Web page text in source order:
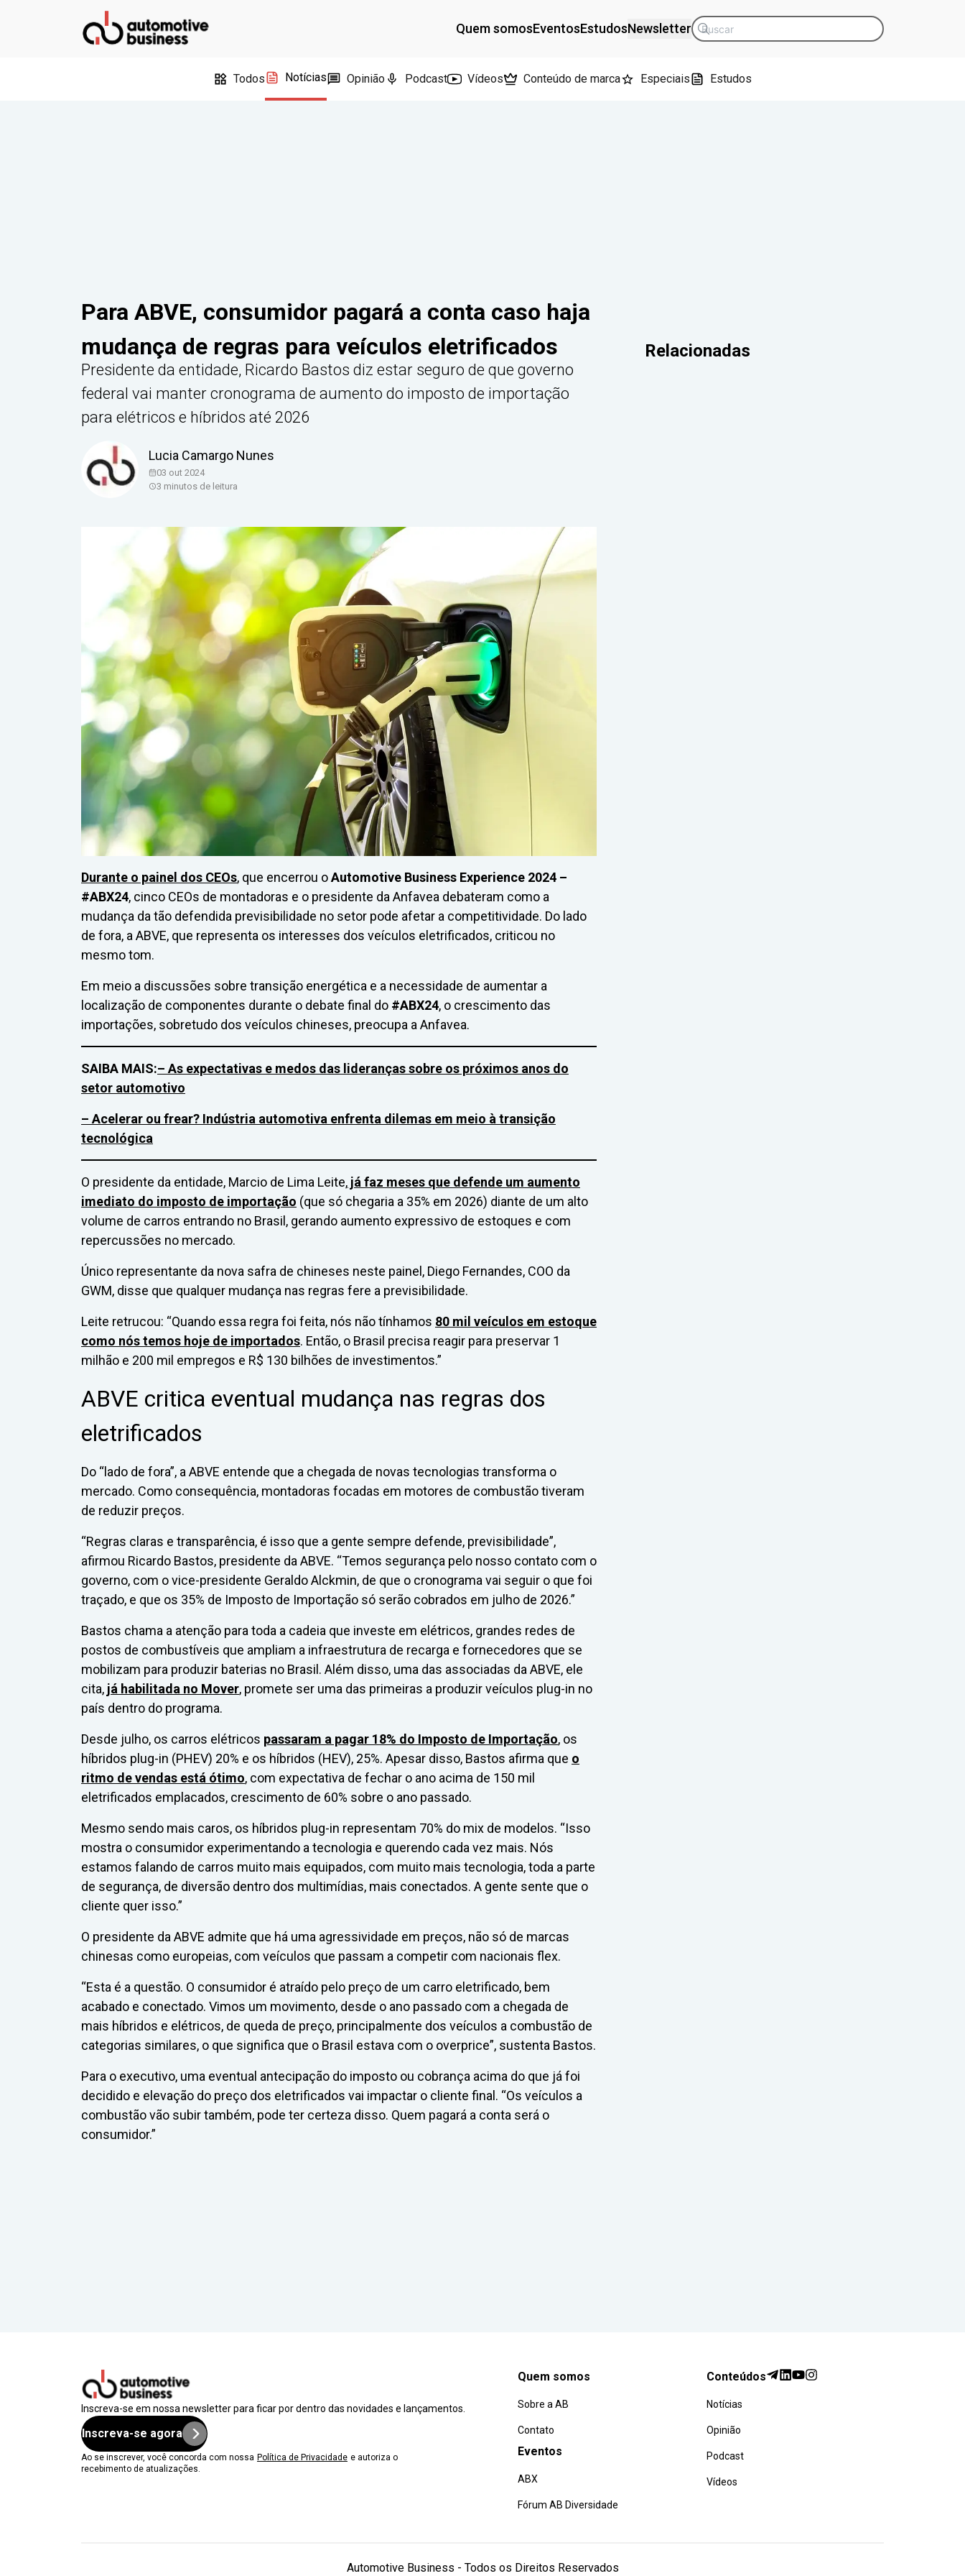
Quem somosEventosEstudosNewsletter
Todos Notícias Opinião Podcast Vídeos Conteúdo de marca Especiais Estudos
Para ABVE, consumidor pagará a conta caso haja
mudança de regras para veículos eletrificados
Presidente da entidade, Ricardo Bastos diz estar seguro de que governo
federal vai manter cronograma de aumento do imposto de importação
para elétricos e híbridos até 2026
Lucia Camargo Nunes
03 out 2024
3 minutos de leitura
Durante o painel dos CEOs, que encerrou oAutomotive Business Experience 2024 –
#ABX24, cinco CEOs de montadoras e o presidente da Anfavea debateram como a
mudança da tão defendida previsibilidade no setor pode afetar a competitividade. Do lado
de fora, a ABVE, que representa os interesses dos veículos eletrificados, criticou no
mesmo tom.
Em meio a discussões sobre transição energética e a necessidade de aumentar a
localização de componentes durante o debate final do #ABX24, o crescimento das
importações, sobretudo dos veículos chineses, preocupa a Anfavea.
SAIBA MAIS:– As expectativas e medos das lideranças sobre os próximos anos do
setor automotivo
– Acelerar ou frear? Indústria automotiva enfrenta dilemas em meio à transição
tecnológica
O presidente da entidade, Marcio de Lima Leite, já faz meses que defende um aumento
imediato do imposto de importação (que só chegaria a 35% em 2026) diante de um alto
volume de carros entrando no Brasil, gerando aumento expressivo de estoques e com
repercussões no mercado.
Único representante da nova safra de chineses neste painel, Diego Fernandes, COO da
GWM, disse que qualquer mudança nas regras fere a previsibilidade.
Leite retrucou: “Quando essa regra foi feita, nós não tínhamos 80 mil veículos em estoque
como nós temos hoje de importados. Então, o Brasil precisa reagir para preservar 1
milhão e 200 mil empregos e R$ 130 bilhões de investimentos.”
ABVE critica eventual mudança nas regras dos
eletrificados
Do “lado de fora”, a ABVE entende que a chegada de novas tecnologias transforma o
mercado. Como consequência, montadoras focadas em motores de combustão tiveram
de reduzir preços.
“Regras claras e transparência, é isso que a gente sempre defende, previsibilidade”,
afirmou Ricardo Bastos, presidente da ABVE. “Temos segurança pelo nosso contato com o
governo, com o vice-presidente Geraldo Alckmin, de que o cronograma vai seguir o que foi
traçado, e que os 35% de Imposto de Importação só serão cobrados em julho de 2026.”
Bastos chama a atenção para toda a cadeia que investe em elétricos, grandes redes de
postos de combustíveis que ampliam a infraestrutura de recarga e fornecedores que se
mobilizam para produzir baterias no Brasil. Além disso, uma das associadas da ABVE, ele
cita, já habilitada no Mover, promete ser uma das primeiras a produzir veículos plug-in no
país dentro do programa.
Desde julho, os carros elétricos passaram a pagar 18% do Imposto de Importação, os
híbridos plug-in (PHEV) 20% e os híbridos (HEV), 25%. Apesar disso, Bastos afirma que o
ritmo de vendas está ótimo, com expectativa de fechar o ano acima de 150 mil
eletrificados emplacados, crescimento de 60% sobre o ano passado.
Mesmo sendo mais caros, os híbridos plug-in representam 70% do mix de modelos. “Isso
mostra o consumidor experimentando a tecnologia e querendo cada vez mais. Nós
estamos falando de carros muito mais equipados, com muito mais tecnologia, toda a parte
de segurança, de diversão dentro dos multimídias, mais conectados. A gente sente que o
cliente quer isso.”
O presidente da ABVE admite que há uma agressividade em preços, não só de marcas
chinesas como europeias, com veículos que passam a competir com nacionais flex.
“Esta é a questão. O consumidor é atraído pelo preço de um carro eletrificado, bem
acabado e conectado. Vimos um movimento, desde o ano passado com a chegada de
mais híbridos e elétricos, de queda de preço, principalmente dos veículos a combustão de
categorias similares, o que significa que o Brasil estava com o overprice”, sustenta Bastos.
Para o executivo, uma eventual antecipação do imposto ou cobrança acima do que já foi
decidido e elevação do preço dos eletrificados vai impactar o cliente final. “Os veículos a
combustão vão subir também, pode ter certeza disso. Quem pagará a conta será o
consumidor.”
Relacionadas
Inscreva-se em nossa newsletter para ficar por dentro das novidades e lançamentos.
Inscreva-se agora
Ao se inscrever, você concorda com nossa Política de Privacidade e autoriza o
recebimento de atualizações.
Quem somos
Sobre a AB
Contato
Eventos
ABX
Fórum AB Diversidade
Conteúdos
Notícias
Opinião
Podcast
Vídeos
Automotive Business - Todos os Direitos Reservados